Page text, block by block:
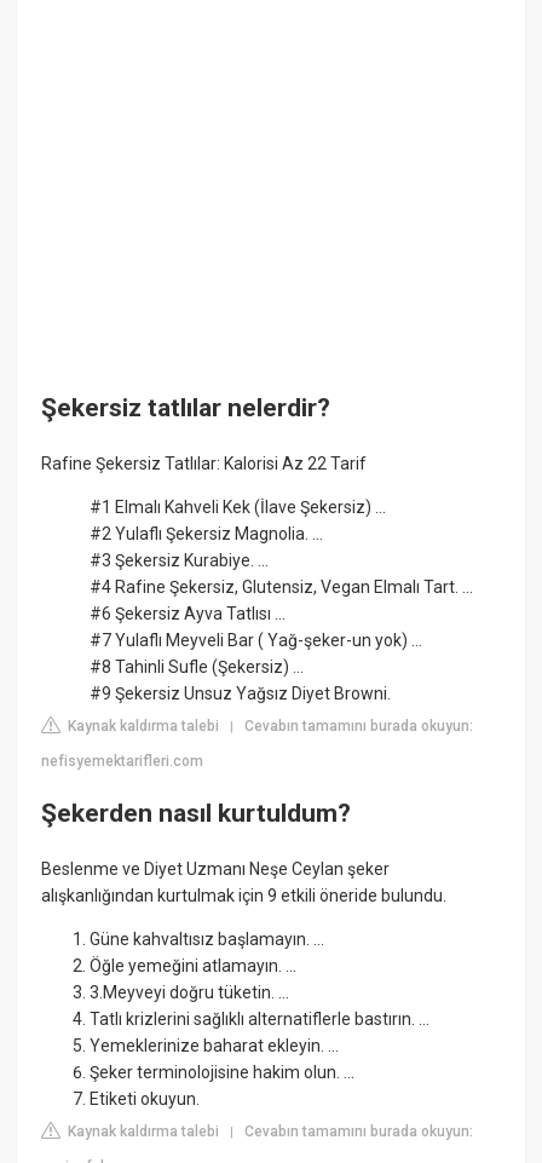
Şekersiz tatlılar nelerdir?
Rafine Şekersiz Tatlılar: Kalorisi Az 22 Tarif
#1 Elmalı Kahveli Kek (İlave Şekersiz) ...
#2 Yulaflı Şekersiz Magnolia. ...
#3 Şekersiz Kurabiye. ...
#4 Rafine Şekersiz, Glutensiz, Vegan Elmalı Tart. ...
#6 Şekersiz Ayva Tatlısı ...
#7 Yulaflı Meyveli Bar ( Yağ-şeker-un yok) ...
#8 Tahinli Sufle (Şekersiz) ...
#9 Şekersiz Unsuz Yağsız Diyet Browni.
Kaynak kaldırma talebi |Cevabın tamamını burada okuyun:
nefisyemektarifleri.com
Şekerden nasıl kurtuldum?
Beslenme ve Diyet Uzmanı Neşe Ceylan şeker
alışkanlığından kurtulmak için 9 etkili öneride bulundu.
Güne kahvaltısız başlamayın. ...
Öğle yemeğini atlamayın. ...
3.Meyveyi doğru tüketin. ...
Tatlı krizlerini sağlıklı alternatiflerle bastırın. ...
Yemeklerinize baharat ekleyin. ...
Şeker terminolojisine hakim olun. ...
Etiketi okuyun.
Kaynak kaldırma talebi |Cevabın tamamını burada okuyun: